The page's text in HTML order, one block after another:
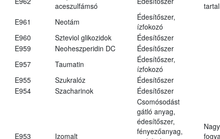
aceszulfámsó
E961
Neotám
Édesítőszer,
ízfokozó
E960
Szteviol glikozidok
Édesítőszer
E959
Neoheszperidin DC
Édesítőszer
E957
Taumatin
Édesítőszer,
ízfokozó
E955
Szukralóz
Édesítőszer
E954
Szacharinok Édesítőszer
E953 Izomalt
Csomósodást
gátló anyag,
édesítőszer,
fényezőanyag,